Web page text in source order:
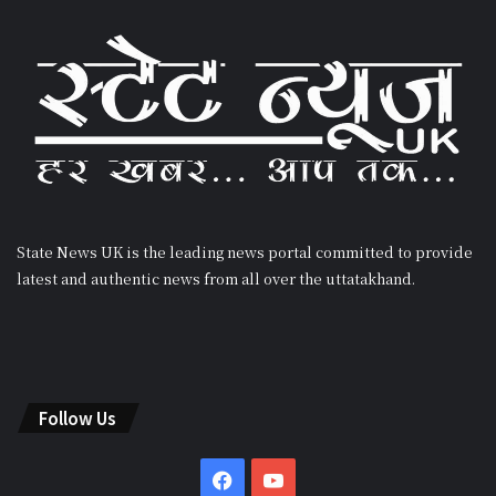
State News UK is the leading news portal committed to provide
latest and authentic news from all over the uttatakhand.
Follow Us
Facebook